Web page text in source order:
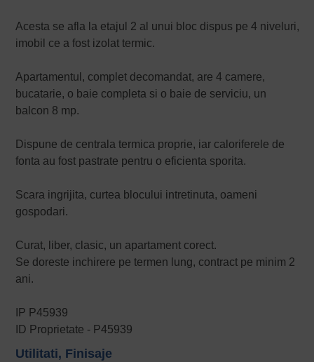
Acesta se afla la etajul 2 al unui bloc dispus pe 4 niveluri,
imobil ce a fost izolat termic.
Apartamentul, complet decomandat, are 4 camere,
bucatarie, o baie completa si o baie de serviciu, un
balcon 8 mp.
Dispune de centrala termica proprie, iar caloriferele de
fonta au fost pastrate pentru o eficienta sporita.
Scara ingrijita, curtea blocului intretinuta, oameni
gospodari.
Curat, liber, clasic, un apartament corect.
Se doreste inchirere pe termen lung, contract pe minim 2
ani.
IP P45939
ID Proprietate - P45939
Utilitati, Finisaje